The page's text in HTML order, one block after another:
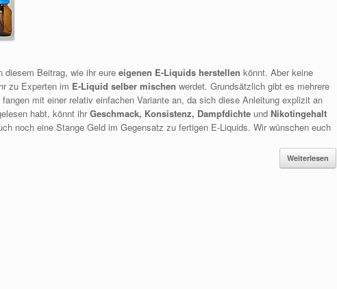
diesem Beitrag, wie ihr eure eigenen E-Liquids herstellen könnt. Aber keine
zu Experten im E-Liquid selber mischen werdet. Grundsätzlich gibt es mehrere
mit einer relativ einfachen Variante an, da sich diese Anleitung explizit an
habt, könnt ihrGeschmack, Konsistenz, Dampfdichte und Nikotingehalt
noch eine Stange Geld im Gegensatz zu fertigen E-Liquids. Wir wünschen euch
Weiterlesen